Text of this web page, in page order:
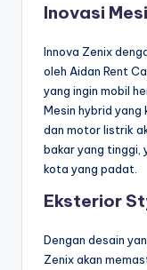
Inovasi
Innova Zenix
oleh Aidan Rent
yang ingin mobil
Mesin hybrid yang
dan motor listrik
bakar yang tinggi,
kota yang padat.
Eksterior
Dengan desain
Zenix akan